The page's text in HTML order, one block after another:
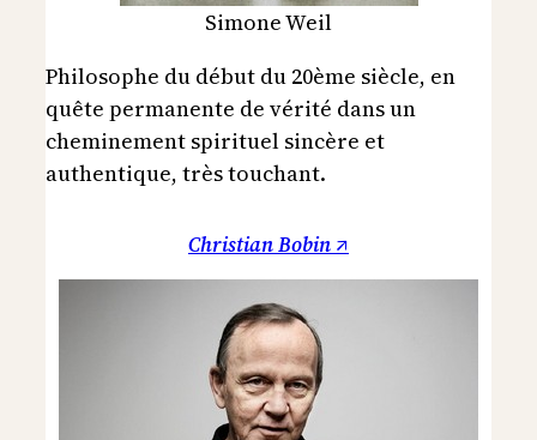
Simone Weil
Philosophe du début du 20ème siècle, en
quête permanente de vérité dans un
cheminement spirituel sincère et
authentique, très touchant.
Christian Bobin ↗